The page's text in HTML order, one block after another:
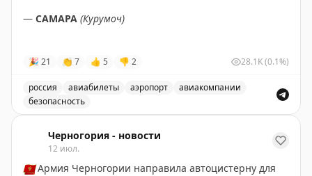
информации о лучших предложениях отелей и
— САМАРА (Курумоч)
—ЧЕБОКСАРЫ
✈️СНЯТЫ ограниченияна прием и выпуск
воздушных судов.
✈️Ограничения вводили для обеспечения безопасности
🎉 21 👏 7 👍 5 👎 2 28.1K(0.1%)
россия авиабилеты аэропорт
авиакомпании
безопасность
Черногория - новости
12 июл.
🇲🇪Армия Черногории направила автоцистерну для